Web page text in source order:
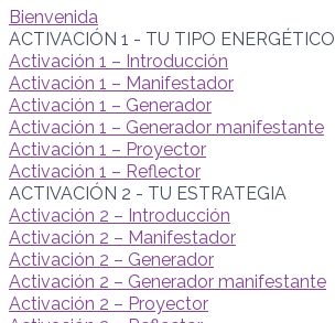
Bienvenida
ACTIVACIÓN 1 - TU TIPO ENERGÉTICO
Activación 1 – Introducción
Activación 1 – Manifestador
Activación 1 – Generador
Activación 1 – Generador manifestante
Activación 1 – Proyector
Activación 1 – Reflector
ACTIVACIÓN 2 - TU ESTRATEGIA
Activación 2 – Introducción
Activación 2 – Manifestador
Activación 2 – Generador
Activación 2 – Generador manifestante
Activación 2 – Proyector